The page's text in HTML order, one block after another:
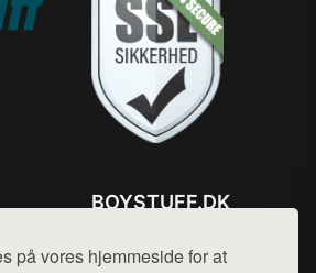
på vores hjemmeside for at
BOYSTUFF.DK